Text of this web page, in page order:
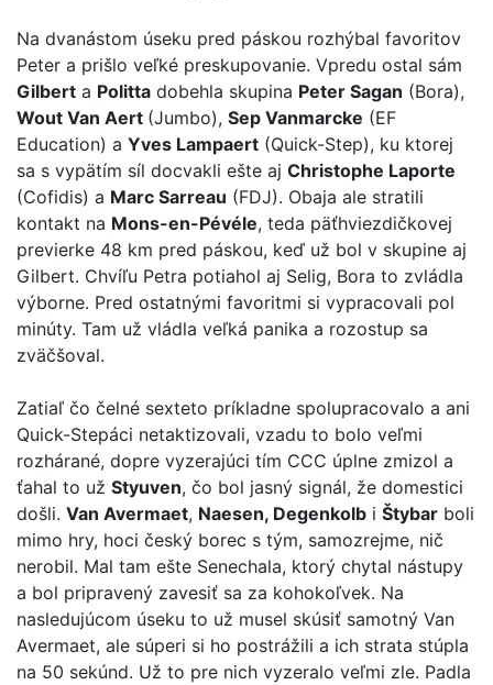
Na dvanástom úseku pred páskou rozhýbal favoritov
Peter a prišlo veľké preskupovanie. Vpredu ostal sám
Gilbert a Politta dobehla skupina Peter Sagan (Bora),
Wout Van Aert (Jumbo), Sep Vanmarcke (EF
Education) a Yves Lampaert (Quick-Step), ku ktorej
sa s vypätím síl docvakli ešte aj Christophe Laporte
(Cofidis) a Marc Sarreau (FDJ). Obaja ale stratili
kontakt na Mons-en-Pévéle, teda päťhviezdičkovej
previerke 48 km pred páskou, keď už bol v skupine aj
Gilbert. Chvíľu Petra potiahol aj Selig, Bora to zvládla
výborne. Pred ostatnými favoritmi si vypracovali pol
minúty. Tam už vládla veľká panika a rozostup sa
zväčšoval.
Zatiaľ čo čelné sexteto príkladne spolupracovalo a ani
Quick-Stepáci netaktizovali, vzadu to bolo veľmi
rozhárané, dopre vyzerajúci tím CCC úplne zmizol a
ťahal to už Styuven, čo bol jasný signál, že domestici
došli. Van Avermaet, Naesen, Degenkolb i Štybar boli
mimo hry, hoci český borec s tým, samozrejme, nič
nerobil. Mal tam ešte Senechala, ktorý chytal nástupy
a bol pripravený zavesiť sa za kohokoľvek. Na
nasledujúcom úseku to už musel skúsiť samotný Van
Avermaet, ale súperi si ho postrážili a ich strata stúpla
na 50 sekúnd. Už to pre nich vyzeralo veľmi zle. Padla